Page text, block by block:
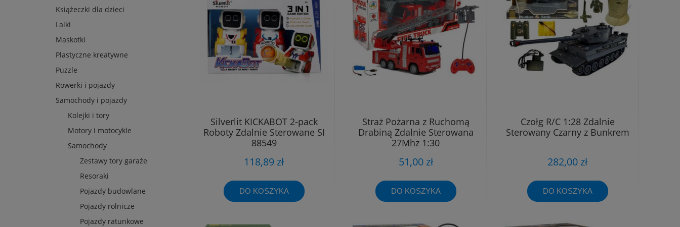
Książeczki dla dzieci
Lalki
Maskotki
Plastyczne kreatywne
Puzzle
Rowerki i pojazdy
Samochody i pojazdy
Kolejki i tory
Motory i motocykle
Samochody
Zestawy tory garaże
Resoraki
Pojazdy budowlane
Pojazdy rolnicze
Pojazdy ratunkowe
Silverlit KICKABOT 2-pack
Roboty Zdalnie Sterowane SI
88549
118,89 zł
DO KOSZYKA
Straż Pożarna z Ruchomą
Drabiną Zdalnie Sterowana
27Mhz 1:30
51,00 zł
DO KOSZYKA
Czołg R/C 1:28 Zdalnie
Sterowany Czarny z Bunkrem
282,00 zł
DO KOSZYKA